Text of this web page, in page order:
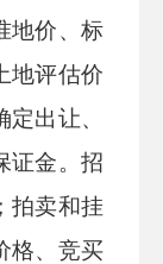
地价、标
地评估价
出让、
证金。招
拍卖和挂
格、竞买